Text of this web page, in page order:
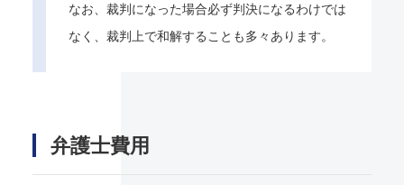
なお、裁判になった場合必ず判決になるわけでは
なく、裁判上で和解することも多々あります。
弁護士費用